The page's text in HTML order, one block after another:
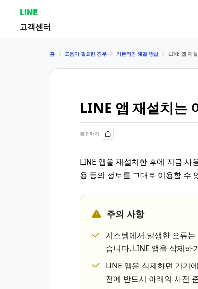
LINE
고객센터
홈 도움이 필요한 경우 기본적인 해결 방법 LINE 앱 재
LINE 앱 재설치는
공유하기
LINE 앱을 재설치한 후에 지금 사
용 등의 정보를 그대로 이용할 수
주의 사항
시스템에서 발생한 오류는
습니다. LINE 앱을 삭제하
LINE 앱을 삭제하면 기기
전에 반드시 아래의 사전